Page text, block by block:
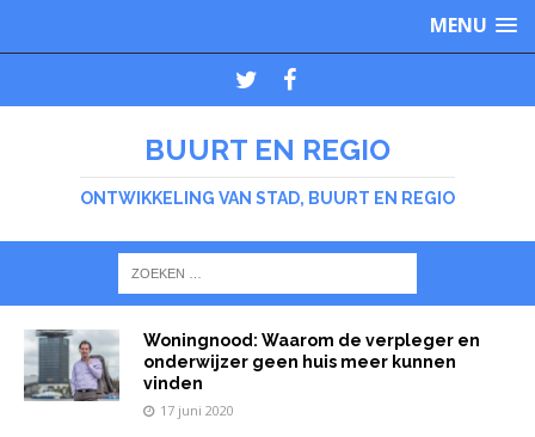
MENU
BUURT EN REGIO
ONTWIKKELING VAN STAD, BUURT EN REGIO
Woningnood: Waarom de verpleger en
onderwijzer geen huis meer kunnen
vinden
17 juni 2020